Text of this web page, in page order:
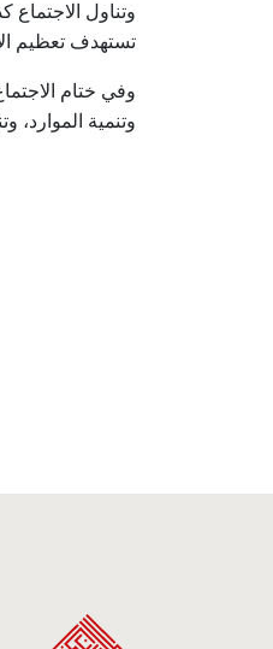
وتناول
تستهدف تعظيم
وفي ختام
وتنمية الموارد،